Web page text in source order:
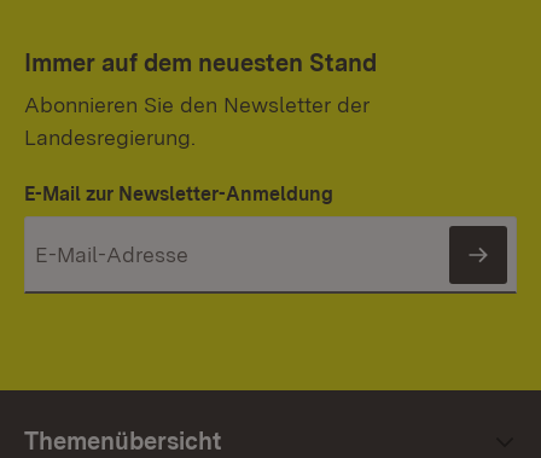
Immer auf dem neuesten Stand
Abonnieren Sie den Newsletter der
Landesregierung.
E-Mail zur Newsletter-Anmeldung
Themenübersicht